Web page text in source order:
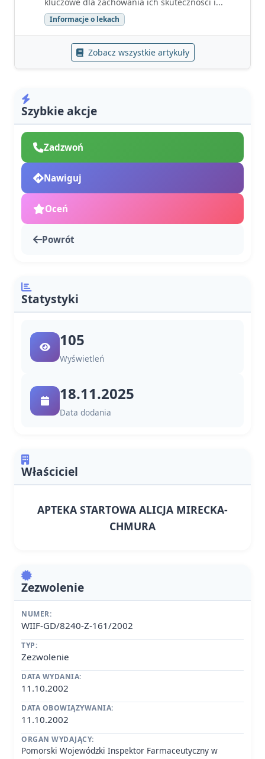
Informacje o lekach
Zobacz wszystkie artykuły
Szybkie akcje
Zadzwoń
Nawiguj
Oceń
Powrót
Statystyki
105
Wyświetleń
18.11.2025
Data dodania
Właściciel
APTEKA STARTOWA ALICJA MIRECKA-
CHMURA
Zezwolenie
NUMER:
WIIF-GD/8240-Z-161/2002
TYP:
Zezwolenie
DATA WYDANIA:
11.10.2002
DATA OBOWIĄZYWANIA:
11.10.2002
ORGAN WYDAJĄCY:
Pomorski Wojewódzki Inspektor Farmaceutyczny w